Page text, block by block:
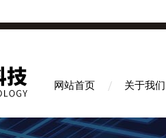
网站首页 关于我们